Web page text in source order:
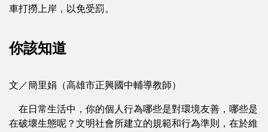
車打撈上岸，以免受罰。
你該知道
文／簡里娟（高雄市正興國中輔導教師）
在日常生活中，你的個人行為哪些是對環境友善，哪些是
在破壞生態呢？文明社會所建立的規範和行為準則，在於維